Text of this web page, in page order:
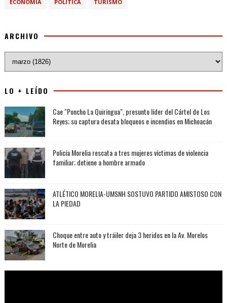
ECONOMIA POLÍTICA TURISMO
ARCHIVO
LO + LEÍDO
Cae "Poncho La Quiringua", presunto líder del Cártel de Los
Reyes; su captura desata bloqueos e incendios en Michoacán
Policía Morelia rescata a tres mujeres víctimas de violencia
familiar; detiene a hombre armado
ATLÉTICO MORELIA-UMSNH SOSTUVO PARTIDO AMISTOSO CON
LA PIEDAD
Choque entre auto y tráiler deja 3 heridos en la Av. Morelos
Norte de Morelia